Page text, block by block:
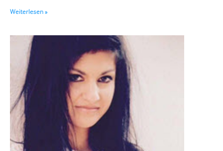
Weiterlesen »